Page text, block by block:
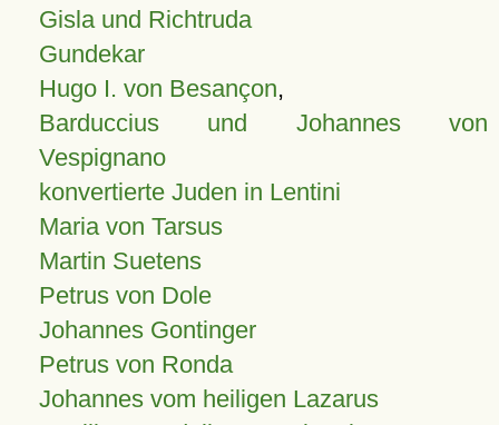
Gisla und Richtruda
Gundekar
Hugo I. von Besançon,
Barduccius und Johannes von
Vespignano
konvertierte Juden in Lentini
Maria von Tarsus
Martin Suetens
Petrus von Dole
Johannes Gontinger
Petrus von Ronda
Johannes vom heiligen Lazarus